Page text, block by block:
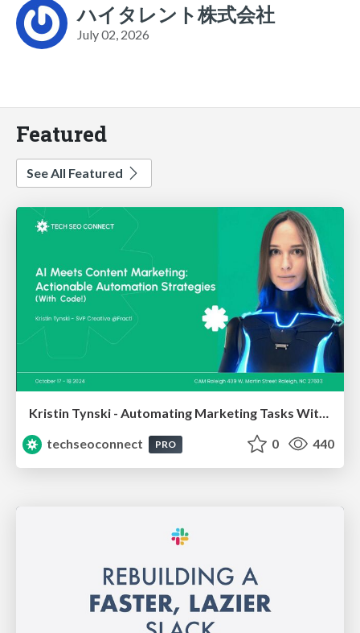
ハイタレント株式会社
July 02, 2026
Featured
See All Featured
Kristin Tynski - Automating Marketing Tasks With AI
techseoconnect
PRO 0 440